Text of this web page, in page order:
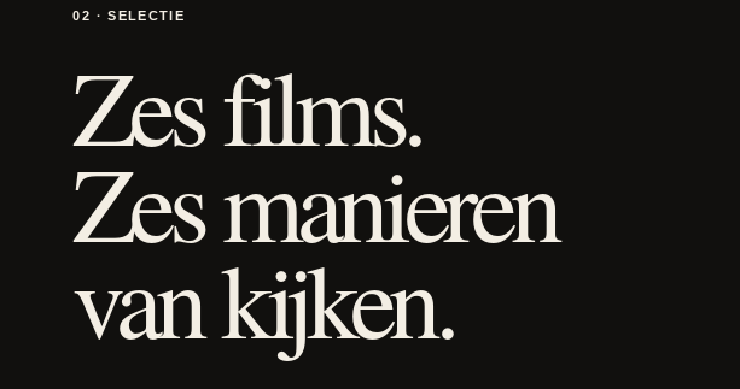
02 · SELECTIE
Zes films.
Zes manieren
van kijken.